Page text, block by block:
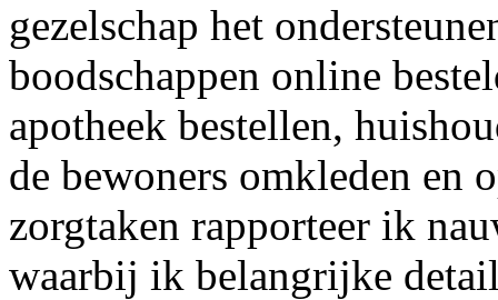
gezelschap het
boodschappen online
apotheek bestellen,
de bewoners omkleden en
zorgtaken rapporteer ik
waarbij ik belangrijke